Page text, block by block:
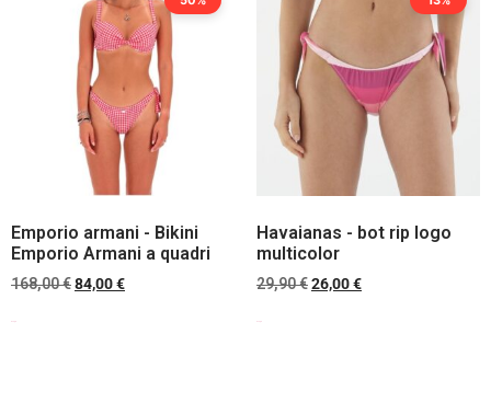
Emporio armani - Bikini
Emporio Armani a quadri
168,00€84,00€
Havaianas - bot rip logo
multicolor
29,90€26,00€